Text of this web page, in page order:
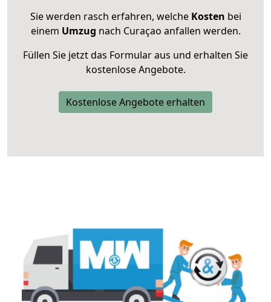
Sie werden rasch erfahren, welche Kosten bei
einem Umzug nach Curaçao anfallen werden.
Füllen Sie jetzt das Formular aus und erhalten Sie
kostenlose Angebote.
Kostenlose Angebote erhalten